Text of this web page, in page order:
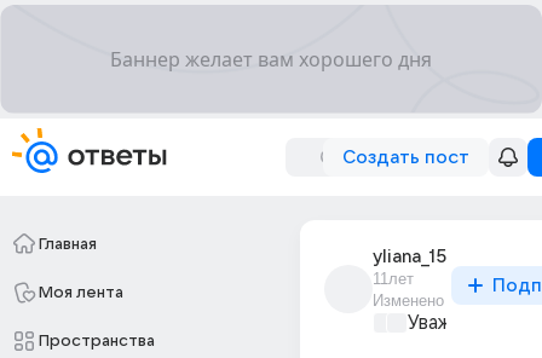
Создать пост
Главная
Моя лента
Пространства
yliana_15
11лет
Изменено
Уважаемый